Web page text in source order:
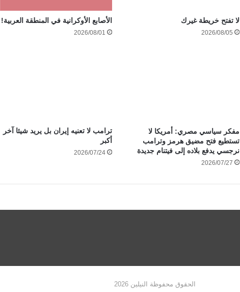
لا تفتح خريطة غيرك
2026/08/05
الأصابع الأوكرانية في المنطقة العربية!
2026/08/01
مفكر سياسي مصري: أمريكا لا
تستطيع فتح مضيق هرمز وترامب
نرجسي يدفع بلاده إلى فيتنام جديدة
2026/07/27
ترامب لا تعنيه إيران بل يريد شيئا آخر
أكبر
2026/07/24
الحقوق محفوظة النيلين 2026